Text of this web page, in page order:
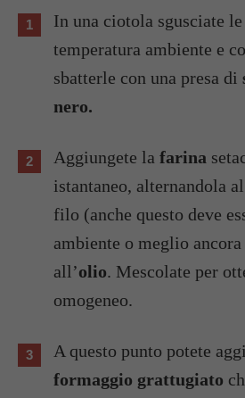
In una ciotola sgusciate le
temperatura ambiente e
sbatterle con una presa di
nero.
Aggiungete la farina
istantaneo, alternandola al
filo (anche questo deve
ambiente o meglio
all’olio. Mescolate per
omogeneo.
A questo punto potete
formaggio grattugiato